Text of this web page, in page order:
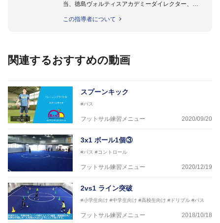
当、徳島ヴォルティスアカデミーダイレクター、
日本サッカー協会公認B級養成講習会インストラクタ
協会公認キッズリーダーチーフインストラクター
【指導歴】
FリーグU23選抜監督、ミャンマー女子フットサル代
日本サッカー協会フットサルインストラクター、AFC
（アジアサッカー連盟）フットサルインストラクター
【資格】
JFA公認A級コーチジェネラルライセンス・JFA公認フ
ットサルB級コーチライセンス
横山 哲久
【指導歴】
ASV ペスカドーラ町田 監督、FC VIGORE 監督
【資格】
日本サッカー協会公認B級ライセンス・日本サッカー
協会公認フットサルB級ライセンス
この指導者について
関連するおすすめの動画
スプーンキック
#パス
フットサル練習メニュー 2020/09/20
3x1 ボール1個③
#パス #コントロール
フットサル練習メニュー 2020/12/19
2vs1 ライン突破
#小学生向け #中学生向け #高校生向け #ドリブル #パス
フットサル練習メニュー 2018/10/18